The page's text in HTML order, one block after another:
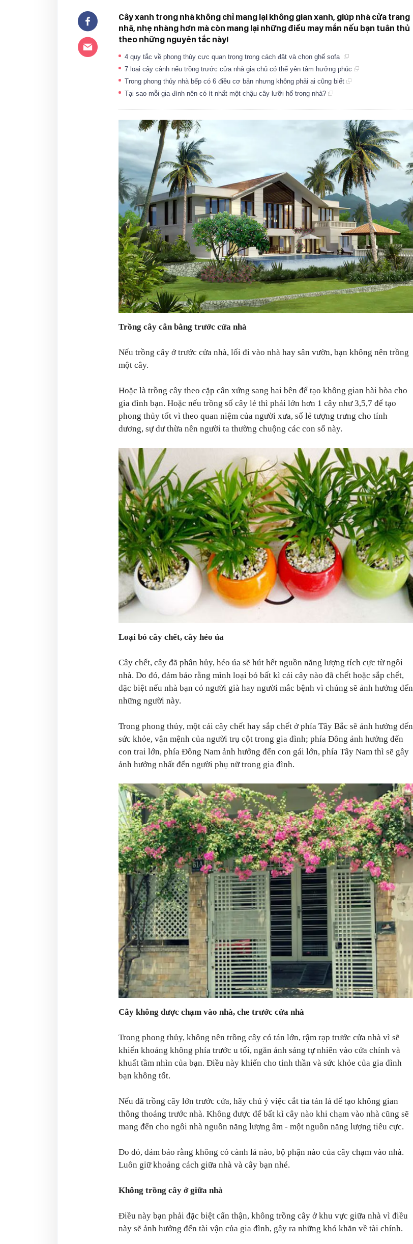
Cây xanh trong nhà không chỉ mang lại không gian xanh, giúp nhà cửa trang
nhã, nhẹ nhàng hơn mà còn mang lại những điều may mắn nếu bạn tuân thủ
theo những nguyên tắc này!
4 quy tắc về phong thủy cực quan trọng trong cách đặt và chọn ghế sofa
7 loại cây cảnh nếu trồng trước cửa nhà gia chủ có thể yên tâm hưởng phúc
Trong phong thủy nhà bếp có 6 điều cơ bản nhưng không phải ai cũng biết
Tại sao mỗi gia đình nên có ít nhất một chậu cây lưỡi hổ trong nhà?
Trồng cây cân bằng trước cửa nhà
Nếu trồng cây ở trước cửa nhà, lối đi vào nhà hay sân vườn, bạn không nên trồng
một cây.
Hoặc là trồng cây theo cặp cân xứng sang hai bên để tạo không gian hài hòa cho
gia đình bạn. Hoặc nếu trồng số cây lẻ thì phải lớn hơn 1 cây như 3,5,7 để tạo
phong thủy tốt vì theo quan niệm của người xưa, số lẻ tượng trưng cho tính
dương, sự dư thừa nên người ta thường chuộng các con số này.
Loại bỏ cây chết, cây héo úa
Cây chết, cây đã phân hủy, héo úa sẽ hút hết nguồn năng lượng tích cực từ ngôi
nhà. Do đó, đảm bảo rằng mình loại bỏ bất kì cái cây nào đã chết hoặc sắp chết,
đặc biệt nếu nhà bạn có người già hay người mắc bệnh vì chúng sẽ ảnh hưởng đến
những người này.
Trong phong thủy, một cái cây chết hay sắp chết ở phía Tây Bắc sẽ ảnh hưởng đến
sức khỏe, vận mệnh của người trụ cột trong gia đình; phía Đông ảnh hưởng đến
con trai lớn, phía Đông Nam ảnh hưởng đến con gái lớn, phía Tây Nam thì sẽ gây
ảnh hưởng nhất đến người phụ nữ trong gia đình.
Cây không được chạm vào nhà, che trước cửa nhà
Trong phong thủy, không nên trồng cây có tán lớn, rậm rạp trước cửa nhà vì sẽ
khiến khoảng không phía trước u tối, ngăn ánh sáng tự nhiên vào cửa chính và
khuất tầm nhìn của bạn. Điều này khiến cho tinh thần và sức khỏe của gia đình
bạn không tốt.
Nếu đã trồng cây lớn trước cửa, hãy chú ý việc cắt tỉa tán lá để tạo không gian
thông thoáng trước nhà. Không được để bất kì cây nào khi chạm vào nhà cũng sẽ
mang đến cho ngôi nhà nguồn năng lượng âm - một nguồn năng lượng tiêu cực.
Do đó, đảm bảo rằng không có cành lá nào, bộ phận nào của cây chạm vào nhà.
Luôn giữ khoảng cách giữa nhà và cây bạn nhé.
Không trồng cây ở giữa nhà
Điều này bạn phải đặc biệt cẩn thận, không trồng cây ở khu vực giữa nhà vì điều
này sẽ ảnh hưởng đến tài vận của gia đình, gây ra những khó khăn về tài chính.